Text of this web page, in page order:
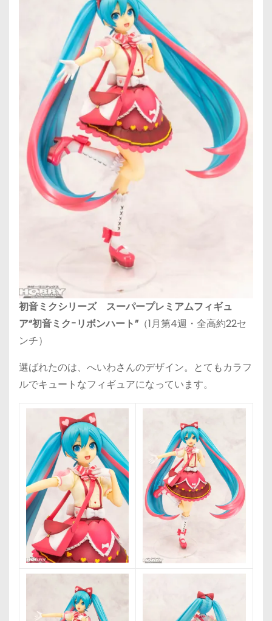
初音ミクシリーズ スーパープレミアムフィギュ
ア“初音ミク-リボンハート”（1月第4週・全高約22セ
ンチ）
選ばれたのは、へいわさんのデザイン。とてもカラフ
ルでキュートなフィギュアになっています。